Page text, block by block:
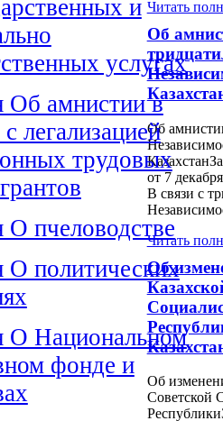
и
услугах
Об амнистии в
с легализацией
трудовых
О пчеловодстве
О политических
О Национальном
фонде и
Читать
Об
Об
от 7
В связи с
Читать
Об
Об
Советской